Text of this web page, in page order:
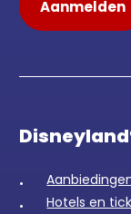
Hotels en